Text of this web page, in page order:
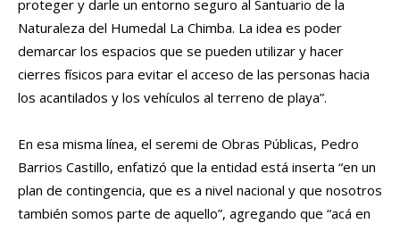
proteger y darle un entorno seguro al Santuario de la
Naturaleza del Humedal La Chimba. La idea es poder
demarcar los espacios que se pueden utilizar y hacer
cierres físicos para evitar el acceso de las personas hacia
los acantilados y los vehículos al terreno de playa”.
En esa misma línea, el seremi de Obras Públicas, Pedro
Barrios Castillo, enfatizó que la entidad está inserta “en un
plan de contingencia, que es a nivel nacional y que nosotros
también somos parte de aquello”, agregando que “acá en